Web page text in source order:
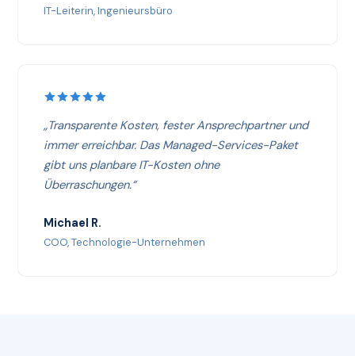
IT-Leiterin, Ingenieursbüro
„Transparente Kosten, fester Ansprechpartner und
immer erreichbar. Das Managed-Services-Paket
gibt uns planbare IT-Kosten ohne
Überraschungen.“
Michael R.
COO, Technologie-Unternehmen